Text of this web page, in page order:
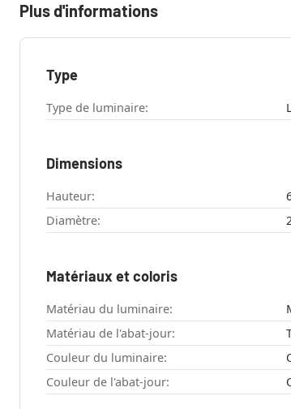
Plus d'informations
Type
Type de luminaire:
Dimensions
Hauteur:
Diamètre:
Matériaux et coloris
Matériau du luminaire:
Matériau de l'abat-jour:
Couleur du luminaire:
Couleur de l'abat-jour: